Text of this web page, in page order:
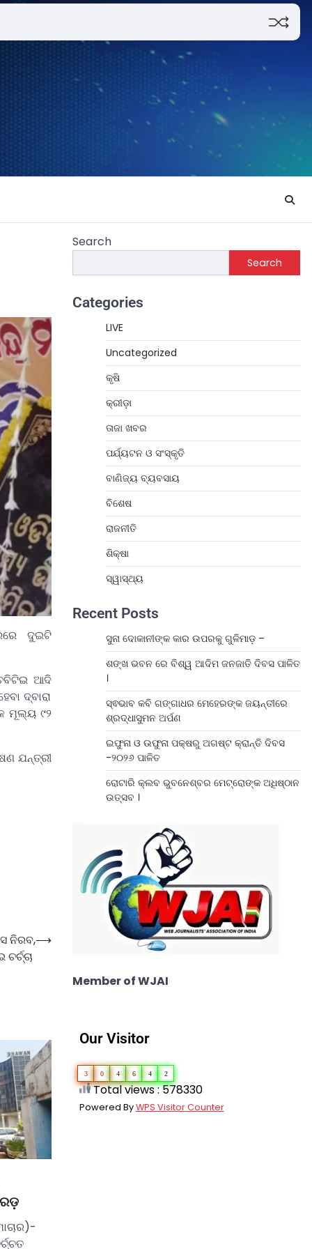
ଦୁଇଟି
ଆଦି
ଦ୍ବାରା
ମୂଲ୍ୟ ୯୨
ଯନ୍ତ୍ରୀ
ନିରବ,⟶
Search
Search
Categories
LIVE
Uncategorized
କୃଷି
କ୍ରୀଡ଼ା
ତାଜା ଖବର
ପର୍ଯ୍ୟଟନ ଓ ସଂସ୍କୃତି
ବାଣିଜ୍ୟ ବ୍ୟବସାୟ
ବିଶେଷ
ରାଜନୀତି
ଶିକ୍ଷା
ସ୍ୱାସ୍ଥ୍ୟ
Recent Posts
ସୁନା ଦୋକାନୀଙ୍କ କାର ଉପରକୁ ଗୁଳିମାଡ଼ –
ଶଙ୍ଖ ଭବନ ରେ ବିଶ୍ୱ ଆଦିମ ଜନଜାତି ଦିବସ ପାଳିତ
।
ସ୍ଵଭାବ କବି ଗଙ୍ଗାଧର ମେହେରଙ୍କ ଜୟନ୍ତୀରେ
ଶ୍ରଦ୍ଧାସୁମନ ଅର୍ପଣ
ଇଫୁନା ଓ ଉଫୁନା ପକ୍ଷରୁ ଅଗଷ୍ଟ କ୍ରାନ୍ତି ଦିବସ
-୨୦୨୬ ପାଳିତ
ରୋଟାରି କ୍ଲବ ଭୁବନେଶ୍ବର ମେଟ୍ରୋଙ୍କ ଅଧିଷ୍ଠାନ
ଉତ୍ସବ ।
Member of WJAI
Our Visitor
3 0 4 6 4 2
Total views : 578330
Powered ByWPS Visitor Counter